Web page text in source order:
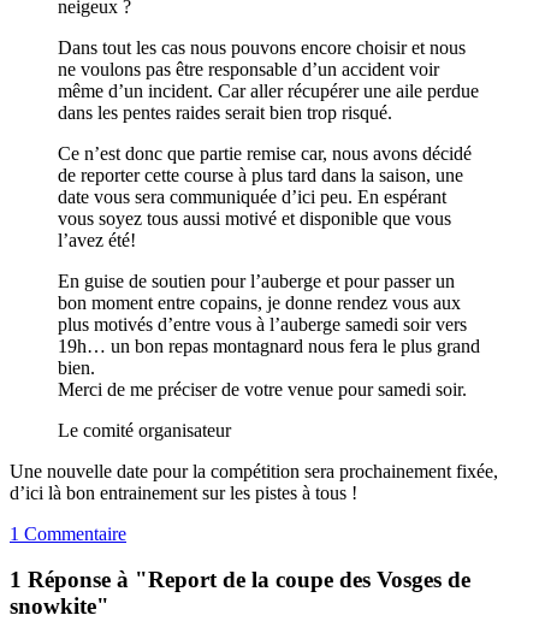
neigeux ?
Dans tout les cas nous pouvons encore choisir et nous
ne voulons pas être responsable d’un accident voir
même d’un incident. Car aller récupérer une aile perdue
dans les pentes raides serait bien trop risqué.
Ce n’est donc que partie remise car, nous avons décidé
de reporter cette course à plus tard dans la saison, une
date vous sera communiquée d’ici peu. En espérant
vous soyez tous aussi motivé et disponible que vous
l’avez été!
En guise de soutien pour l’auberge et pour passer un
bon moment entre copains, je donne rendez vous aux
plus motivés d’entre vous à l’auberge samedi soir vers
19h… un bon repas montagnard nous fera le plus grand
bien.
Merci de me préciser de votre venue pour samedi soir.
Le comité organisateur
Une nouvelle date pour la compétition sera prochainement fixée,
d’ici là bon entrainement sur les pistes à tous !
1 Commentaire
1 Réponse à "Report de la coupe des Vosges de
snowkite"